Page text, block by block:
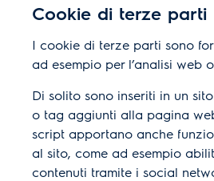
Cookie di terze parti
I cookie di terze parti sono
ad esempio per l’analisi web
Di solito sono inseriti in un
o tag aggiunti alla pagina
script apportano anche
al sito, come ad esempio
contenuti tramite i social